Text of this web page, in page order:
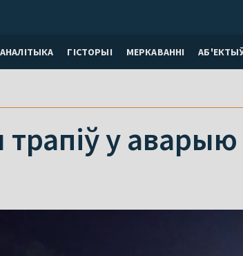
АНАЛІТЫКА ГІСТОРЫІ МЕРКАВАННI
у аварыю